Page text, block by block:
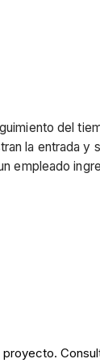
del
la entrada y
empleado
proyecto.